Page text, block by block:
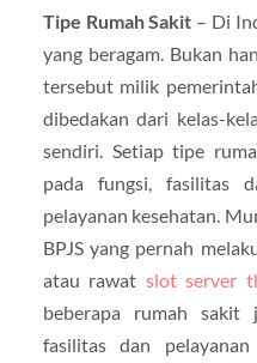
Tipe Rumah Sakit – Di
yang beragam. Bukan
tersebut milik
dibedakan dari kelas-
sendiri. Setiap tipe
pada fungsi, fasilitas
pelayanan kesehatan.
BPJS yang pernah
atau rawat slot server
beberapa rumah sakit
fasilitas dan